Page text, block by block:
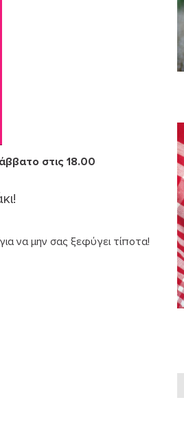
στις 18.00
να μην σας ξεφύγει τίποτα!